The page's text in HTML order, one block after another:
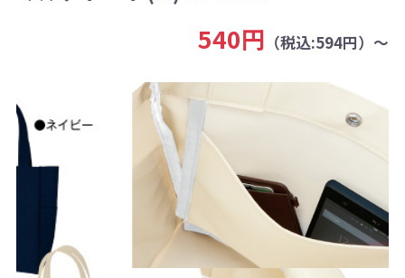
540円 （税込:594円）～